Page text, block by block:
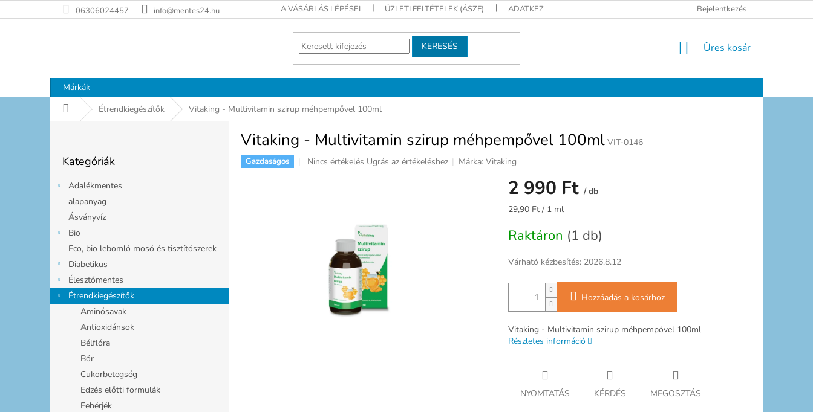
a
06306024457 info@mentes24.hu A VÁSÁRLÁS LÉPÉSEI ÜZLETI FELTÉTELEK (ÁSZF) ADATKEZELÉSI TÁJÉKOZTATÓ JOGI NYILATKOZAT ELÉRHETŐSÉGEK
Bejelentkezés
KERESÉS KOSÁR
Üres kosár
Márkák
KezdőlapÉtrendkiegészítők Vitaking - Multivitamin szirup méhpempővel 100ml
átugrása
Kategóriák
Adalékmentes
alapanyag
Ásványvíz
Bio
Eco, bio lebomló mosó és tisztítószerek
Diabetikus
Élesztőmentes
Étrendkiegészítők
Aminósavak
Antioxidánsok
Bélflóra
Bőr
Cukorbetegség
Edzés előtti formulák
Fehérjék
Vitaking - Multivitamin szirup méhpempővel 100ml VIT-0146
Gazdaságos
A
Nincs értékelés Ugrás az értékeléshez Márka:Vitaking
2 990 Ft / db
Egységár:
29,90 Ft / 1 ml
Raktáron (1 db)
Várható kézbesítés: 2026.8.12
Hozzáadás a kosárhoz
Vitaking - Multivitamin szirup méhpempővel 100ml
Részletes információ
NYOMTATÁS KÉRDÉS MEGOSZTÁS